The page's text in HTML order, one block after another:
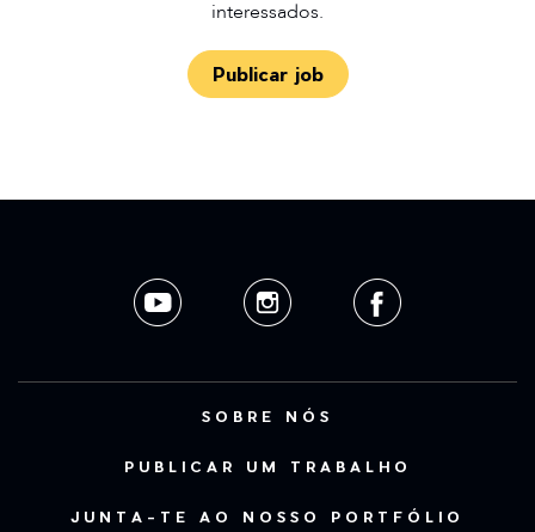
interessados.
Publicar job
SOBRE NÓS
PUBLICAR UM TRABALHO
JUNTA-TE AO NOSSO PORTFÓLIO